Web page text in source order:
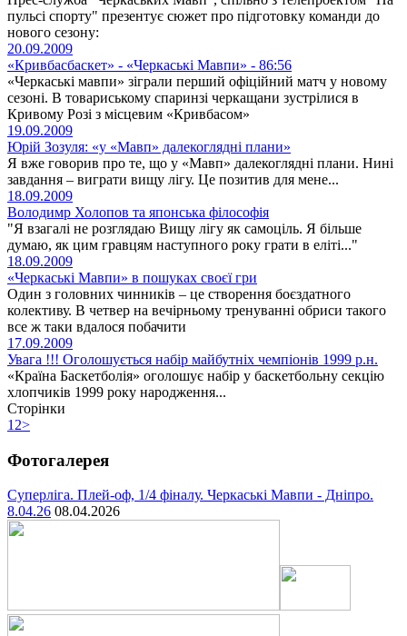
пульсі спорту" презентує сюжет про підготовку команди до
нового сезону:
20.09.2009
«Кривбасбаскет» - «Черкаські Мавпи» - 86:56
«Черкаські мавпи» зіграли перший офіційний матч у новому
сезоні. В товариському спаринзі черкащани зустрілися в
Кривому Розі з місцевим «Кривбасом»
19.09.2009
Юрій Зозуля: «у «Мавп» далекоглядні плани»
Я вже говорив про те, що у «Мавп» далекоглядні плани. Нині
завдання – виграти вищу лігу. Це позитив для мене...
18.09.2009
Володимр Холопов та японська філософія
"Я взагалі не розглядаю Вищу лігу як самоціль. Я більше
думаю, як цим гравцям наступного року грати в еліті..."
18.09.2009
«Черкаські Мавпи» в пошуках своєї гри
Один з головних чинників – це створення боєздатного
колективу. В четвер на вечірньому тренуванні обриси такого
все ж таки вдалося побачити
17.09.2009
Увага !!! Оголошується набір майбутніх чемпіонів 1999 р.н.
«Країна Баскетболія» оголошує набір у баскетбольну секцію
хлопчиків 1999 року народження...
Сторінки
1 2>
Фотогалерея
Суперліга. Плей-оф, 1/4 фіналу. Черкаські Мавпи - Дніпро.
8.04.26 08.04.2026